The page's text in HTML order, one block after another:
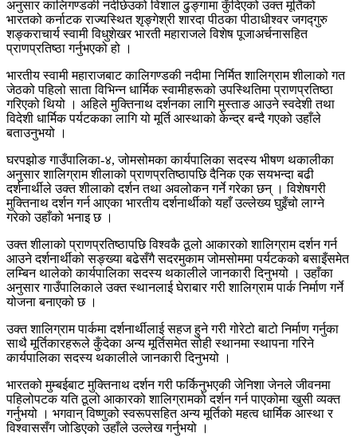
अनुसार कालिगण्डकी नदीछेउको विशाल ढुङ्गामा कुँदिएको उक्त मूर्तिको
भारतको कर्नाटक राज्यस्थित शृङ्गेश्री शारदा पीठका पीठाधीश्वर जगद्गुरु
शङ्कराचार्य स्वामी विधुशेखर भारती महाराजले विशेष पूजाअर्चनासहित
प्राणप्रतिष्ठा गर्नुभएको हो ।
भारतीय स्वामी महाराजबाट कालिगण्डकी नदीमा निर्मित शालिग्राम शीलाको गत
जेठको पहिलो साता विभिन्न धार्मिक स्वामीहरूको उपस्थितिमा प्राणप्रतिष्ठा
गरिएको थियो । अहिले मुक्तिनाथ दर्शनका लागि मुस्ताङ आउने स्वदेशी तथा
विदेशी धार्मिक पर्यटकका लागि यो मूर्ति आस्थाको केन्द्र बन्दै गएको उहाँले
बताउनुभयो ।
घरपझोङ गाउँपालिका-४, जोमसोमका कार्यपालिका सदस्य भीषण थकालीका
अनुसार शालिग्राम शीलाको प्राणप्रतिष्ठापछि दैनिक एक सयभन्दा बढी
दर्शनार्थीले उक्त शीलाको दर्शन तथा अवलोकन गर्ने गरेका छन् । विशेषगरी
मुक्तिनाथ दर्शन गर्न आएका भारतीय दर्शनार्थीको यहाँ उल्लेख्य घुइँचो लाग्ने
गरेको उहाँको भनाइ छ ।
उक्त शीलाको प्राणप्रतिष्ठापछि विश्वकै ठूलो आकारको शालिग्राम दर्शन गर्न
आउने दर्शनार्थीको सङ्ख्या बढेसँगै सदरमुकाम जोमसोममा पर्यटकको बसाइँसमेत
लम्बिन थालेको कार्यपालिका सदस्य थकालीले जानकारी दिनुभयो । उहाँका
अनुसार गाउँपालिकाले उक्त स्थानलाई घेराबार गरी शालिग्राम पार्क निर्माण गर्ने
योजना बनाएको छ ।
उक्त शालिग्राम पार्कमा दर्शनार्थीलाई सहज हुने गरी गोरेटो बाटो निर्माण गर्नुका
साथै मूर्तिकारहरूले कुँदेका अन्य मूर्तिसमेत सोही स्थानमा स्थापना गरिने
कार्यपालिका सदस्य थकालीले जानकारी दिनुभयो ।
भारतको मुम्बईबाट मुक्तिनाथ दर्शन गरी फर्किनुभएकी जेनिशा जेनले जीवनमा
पहिलोपटक यति ठूलो आकारको शालिग्रामको दर्शन गर्न पाएकोमा खुसी व्यक्त
गर्नुभयो । भगवान् विष्णुको स्वरूपसहित अन्य मूर्तिको महत्व धार्मिक आस्था र
विश्वाससँग जोडिएको उहाँले उल्लेख गर्नुभयो ।